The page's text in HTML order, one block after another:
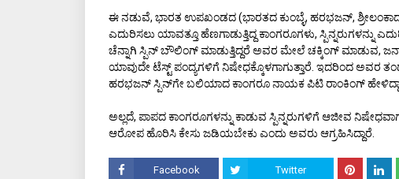
ಈ ನಡುವೆ, ಭಾರತ ಉಪಖಂಡದ (ಭಾರತದ ಕುಂಬ್ಳೆ, ಹರಭಜನ್, ಶ್ರೀಲಂಕಾದ
ಎದುರಿಸಲು ಯಾವತ್ತೂ ಹೆಣಗಾಡುತ್ತಿದ್ದ ಕಾಂಗರೂಗಳು, ಸ್ಪಿನ್ನರುಗಳನ್ನು
ಚೆನ್ನಾಗಿ ಸ್ಪಿನ್ ಬೌಲಿಂಗ್ ಮಾಡುತ್ತಿದ್ದರೆ ಅವರ ಮೇಲೆ ಚಕ್ಕಿಂಗ್
ಯಾವುದೇ ಟೆಸ್ಟ್ ಪಂದ್ಯಗಳಿಗೆ ನಿಷೇಧಕ್ಕೊಳಗಾಗುತ್ತಾರೆ. ಇದರಿಂದ ಅವರ
ಹರಭಜನ್ ಸ್ಪಿನ್‌ಗೇ ಬಲಿಯಾದ ಕಾಂಗರೂ ನಾಯಕ ಪಿಟಿ ರಾಂಕಿಂಗ್
ಅಲ್ಲದೆ, ಪಾಪದ ಕಾಂಗರೂಗಳನ್ನು ಕಾಡುವ ಸ್ಪಿನ್ನರುಗಳಿಗೆ ಆಜೀವ
ಆರೋಪ ಹೊರಿಸಿ ಕೇಸು ಜಡಿಯಬೇಕು ಎಂದು ಅವರು ಆಗ್ರಹಿಸಿದ್ದಾರೆ.
Facebook Twitter